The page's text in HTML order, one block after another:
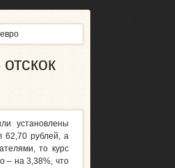
установлены
62,70 рублей, а
то курс
– на 3,38%, что